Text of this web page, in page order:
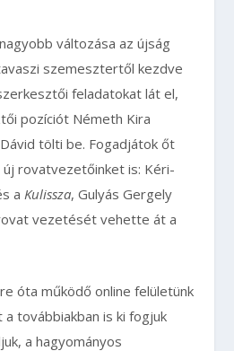
változása az újság
szemesztertől kezdve
feladatokat lát el,
pozíciót Németh Kira
tölti be. Fogadjátok őt
rovatvezetőinket is: Kéri-
a Kulissza, Gulyás Gergely
vezetését vehette át a
óta működő online felületünk
továbbiakban is ki fogjuk
a hagyományos